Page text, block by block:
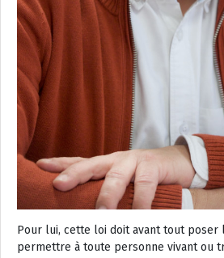
Pour lui, cette loi doit avant tout poser
permettre à toute personne vivant ou